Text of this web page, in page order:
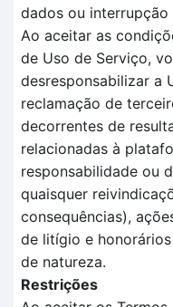
dados ou
Ao aceitar as
de Uso de Serviço,
desresponsabilizar a
reclamação de
decorrentes de
relacionadas à
responsabilidade ou
quaisquer
consequências),
de litígio e
de natureza.
Restrições